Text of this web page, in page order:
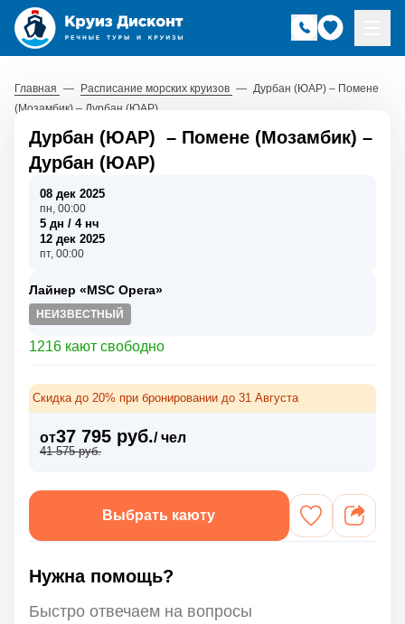
Главная — Расписание морских круизов — Дурбан (ЮАР) – Помене
(Мозамбик) – Дурбан (ЮАР)
Дурбан (ЮАР) – Помене (Мозамбик) –
Дурбан (ЮАР)
08 дек 2025
пн, 00:00
5 дн / 4 нч
12 дек 2025
пт, 00:00
Лайнер «MSC Opera»
НЕИЗВЕСТНЫЙ
1216 кают свободно
Скидка до 20% при бронировании до 31 Августа
от37 795 руб./ чел
41 575 руб.
Выбрать каюту
Нужна помощь?
Быстро отвечаем на вопросы